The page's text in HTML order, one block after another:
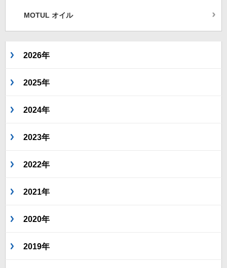
MOTUL オイル
2026年
2025年
2024年
2023年
2022年
2021年
2020年
2019年